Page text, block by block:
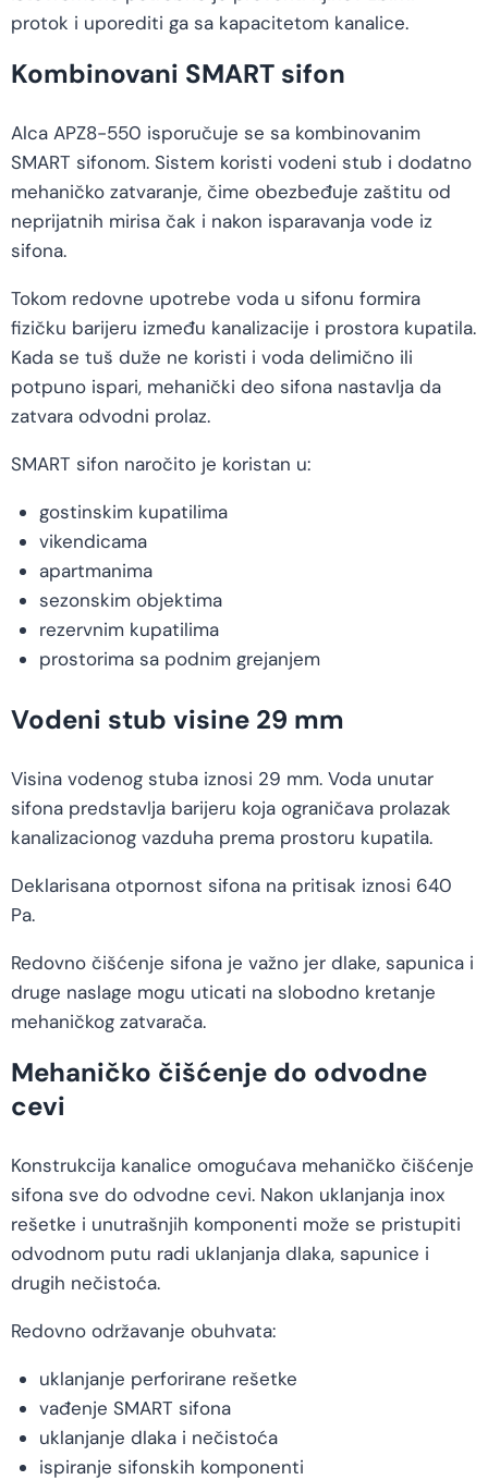
protok i uporediti ga sa kapacitetom kanalice.
Kombinovani SMART sifon
Alca APZ8-550 isporučuje se sa kombinovanim
SMART sifonom. Sistem koristi vodeni stub i dodatno
mehaničko zatvaranje, čime obezbeđuje zaštitu od
neprijatnih mirisa čak i nakon isparavanja vode iz
sifona.
Tokom redovne upotrebe voda u sifonu formira
fizičku barijeru između kanalizacije i prostora kupatila.
Kada se tuš duže ne koristi i voda delimično ili
potpuno ispari, mehanički deo sifona nastavlja da
zatvara odvodni prolaz.
SMART sifon naročito je koristan u:
gostinskim kupatilima
vikendicama
apartmanima
sezonskim objektima
rezervnim kupatilima
prostorima sa podnim grejanjem
Vodeni stub visine 29 mm
Visina vodenog stuba iznosi 29 mm. Voda unutar
sifona predstavlja barijeru koja ograničava prolazak
kanalizacionog vazduha prema prostoru kupatila.
Deklarisana otpornost sifona na pritisak iznosi 640
Pa.
Redovno čišćenje sifona je važno jer dlake, sapunica i
druge naslage mogu uticati na slobodno kretanje
mehaničkog zatvarača.
Mehaničko čišćenje do odvodne
cevi
Konstrukcija kanalice omogućava mehaničko čišćenje
sifona sve do odvodne cevi. Nakon uklanjanja inox
rešetke i unutrašnjih komponenti može se pristupiti
odvodnom putu radi uklanjanja dlaka, sapunice i
drugih nečistoća.
Redovno održavanje obuhvata:
uklanjanje perforirane rešetke
vađenje SMART sifona
uklanjanje dlaka i nečistoća
ispiranje sifonskih komponenti